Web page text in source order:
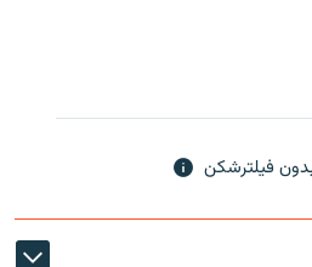
فیلترشکن